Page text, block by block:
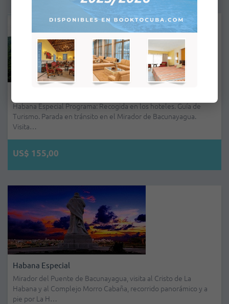
Habana Especial Programa: Recogida en los hoteles. Guía de
Turismo. Parada en tránsito en el Mirador de Bacunayagua.
Visita…
US$ 155,00
Habana Especial
Mirador del Puente de Bacunayagua, visita al Cristo de La
Habana y al Complejo Morro Cabaña, recorrido panorámico y a
pie por La H…